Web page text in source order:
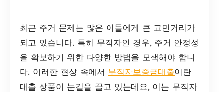
최근 주거 문제는 많은 이들에게 큰 고민거리가
되고 있습니다. 특히 무직자인 경우, 주거 안정성
을 확보하기 위한 다양한 방법을 모색해야 합니
다. 이러한 현상 속에서 무직자보증금대출이란
대출 상품이 눈길을 끌고 있는데요, 이는 무직자